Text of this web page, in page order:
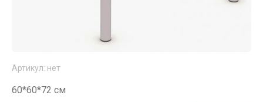
Артикул: нет
60*60*72 см